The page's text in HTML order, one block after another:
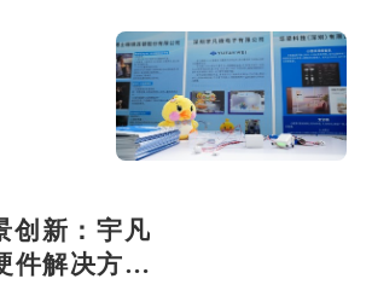
创新：宇凡
件解决方案